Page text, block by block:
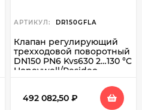
АРТИКУЛ: DR150GFLA
Клапан регулирующий
трехходовой поворотный
DN150 PN6 Kvs630 2…130 °C
Honeywell/Resideo
492 082,50 ₽